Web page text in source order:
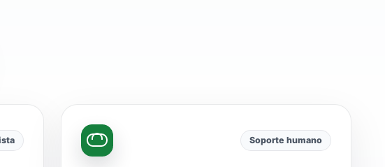
Soporte humano